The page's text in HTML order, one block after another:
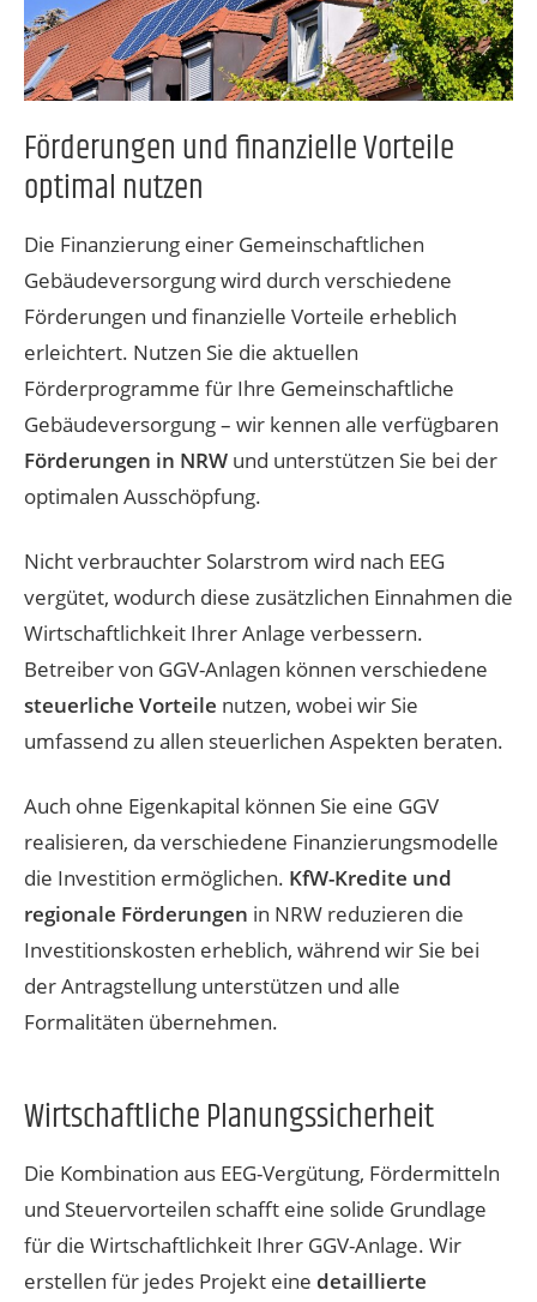
Förderungen und finanzielle Vorteile
optimal nutzen
Die Finanzierung einer Gemeinschaftlichen
Gebäudeversorgung wird durch verschiedene
Förderungen und finanzielle Vorteile erheblich
erleichtert. Nutzen Sie die aktuellen
Förderprogramme für Ihre Gemeinschaftliche
Gebäudeversorgung – wir kennen alle verfügbaren
Förderungen in NRW und unterstützen Sie bei der
optimalen Ausschöpfung.
Nicht verbrauchter Solarstrom wird nach EEG
vergütet, wodurch diese zusätzlichen Einnahmen die
Wirtschaftlichkeit Ihrer Anlage verbessern.
Betreiber von GGV-Anlagen können verschiedene
steuerliche Vorteile nutzen, wobei wir Sie
umfassend zu allen steuerlichen Aspekten beraten.
Auch ohne Eigenkapital können Sie eine GGV
realisieren, da verschiedene Finanzierungsmodelle
die Investition ermöglichen. KfW-Kredite und
regionale Förderungen in NRW reduzieren die
Investitionskosten erheblich, während wir Sie bei
der Antragstellung unterstützen und alle
Formalitäten übernehmen.
Wirtschaftliche Planungssicherheit
Die Kombination aus EEG-Vergütung, Fördermitteln
und Steuervorteilen schafft eine solide Grundlage
für die Wirtschaftlichkeit Ihrer GGV-Anlage. Wir
erstellen für jedes Projekt eine detaillierte